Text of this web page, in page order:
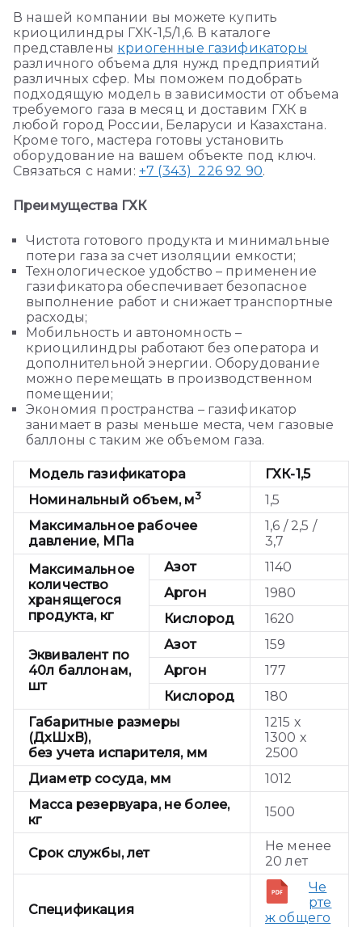
В нашей компании вы можете купить
криоцилиндры ГХК-1,5/1,6. В каталоге
представлены криогенные газификаторы
различного объема для нужд предприятий
различных сфер. Мы поможем подобрать
подходящую модель в зависимости от объема
требуемого газа в месяц и доставим ГХК в
любой город России, Беларуси и Казахстана.
Кроме того, мастера готовы установить
оборудование на вашем объекте под ключ.
Связаться с нами: +7 (343) 226 92 90.
Преимущества ГХК
Чистота готового продукта и минимальные
потери газа за счет изоляции емкости;
Технологическое удобство – применение
газификатора обеспечивает безопасное
выполнение работ и снижает транспортные
расходы;
Мобильность и автономность –
криоцилиндры работают без оператора и
дополнительной энергии. Оборудование
можно перемещать в производственном
помещении;
Экономия пространства – газификатор
занимает в разы меньше места, чем газовые
баллоны с таким же объемом газа.
Модель газификатора
ГХК-1,5
Номинальный объем, м3
1,5
Максимальное рабочее
давление, МПа
1,6 / 2,5 /
3,7
Максимальное
количество
хранящегося
продукта, кг
Азот
1140
Аргон
1980
Кислород
1620
Эквивалент по
40л баллонам,
шт
Азот
159
Аргон
177
Кислород
180
Габаритные размеры
(ДхШхВ),
без учета испарителя, мм
1215 х
1300 х
2500
Диаметр сосуда, мм
1012
Масса резервуара, не более,
кг
1500
Срок службы, лет
Не менее
20 лет
Спецификация
Че
рте
ж общего